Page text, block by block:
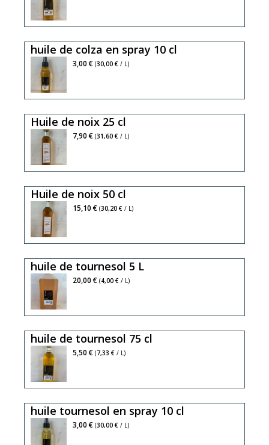
cuisinés,
sante,
subtil
gout
régalera
vos
et
plats
cuisinés,
huile de colza en spray 10 cl
3,00 € (30,00 € / L)
Huile de noix 25 cl
riche
omega
et
omega
6,
équilibrée,
l'huile
vierge
de
est
excellente
pour
la
son
parfum
intense
7,90 € (31,60 € / L)
Huile de noix 50 cl
riche
omega
et
en
omega
6,
équilibrée,
l'huile
vierge
de
est
excellente
pour
15,10 € (30,20 € / L)
huile de tournesol 5 L
20,00 € (4,00 € / L)
huile de tournesol 75 cl
5,50 € (7,33 € / L)
huile tournesol en spray 10 cl
3,00 € (30,00 € / L)